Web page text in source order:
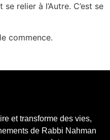
se relier à l’Autre. C’est se
commence.
et transforme des vies,
de Rabbi Nahman